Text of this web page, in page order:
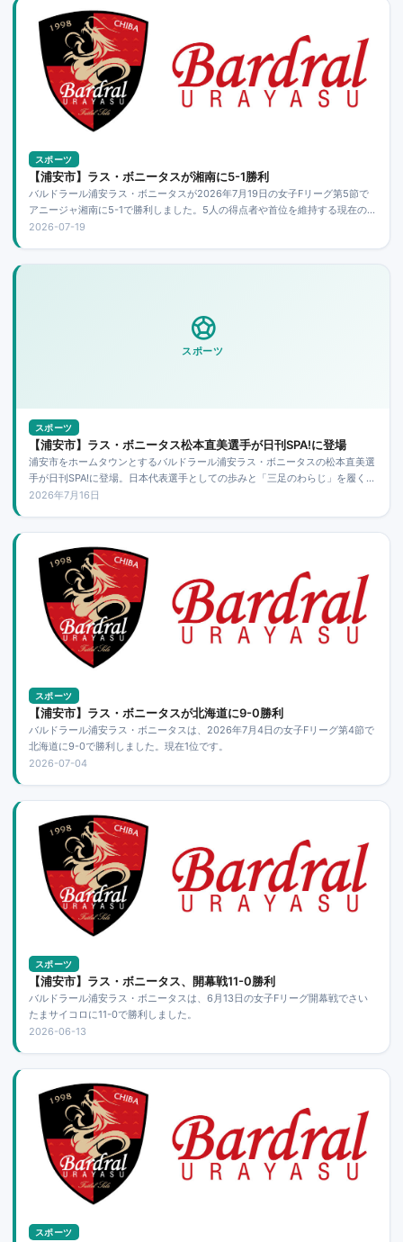
スポーツ
【浦安市】ラス・ボニータスが湘南に5-1勝利
バルドラール浦安ラス・ボニータスが2026年7月19日の女子Fリーグ第5節で
アニージャ湘南に5-1で勝利しました。5人の得点者や首位を維持する現在の順
位、次節の福井丸岡ラック戦の日時と会場を紹介します。
2026-07-19
スポーツ
スポーツ
【浦安市】ラス・ボニータス松本直美選手が日刊SPA!に登場
浦安市をホームタウンとするバルドラール浦安ラス・ボニータスの松本直美選
手が日刊SPA!に登場。日本代表選手としての歩みと「三足のわらじ」を履くキ
ャリアが紹介されています。
2026年7月16日
スポーツ
【浦安市】ラス・ボニータスが北海道に9-0勝利
バルドラール浦安ラス・ボニータスは、2026年7月4日の女子Fリーグ第4節で
北海道に9-0で勝利しました。現在1位です。
2026-07-04
スポーツ
【浦安市】ラス・ボニータス、開幕戦11-0勝利
バルドラール浦安ラス・ボニータスは、6月13日の女子Fリーグ開幕戦でさい
たまサイコロに11-0で勝利しました。
2026-06-13
スポーツ